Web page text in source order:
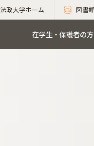
法政大学ホーム 図書
在学生・保護者の